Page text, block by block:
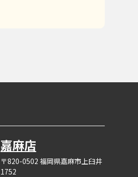
嘉麻店
〒820-0502 福岡県嘉麻市上臼井
1752